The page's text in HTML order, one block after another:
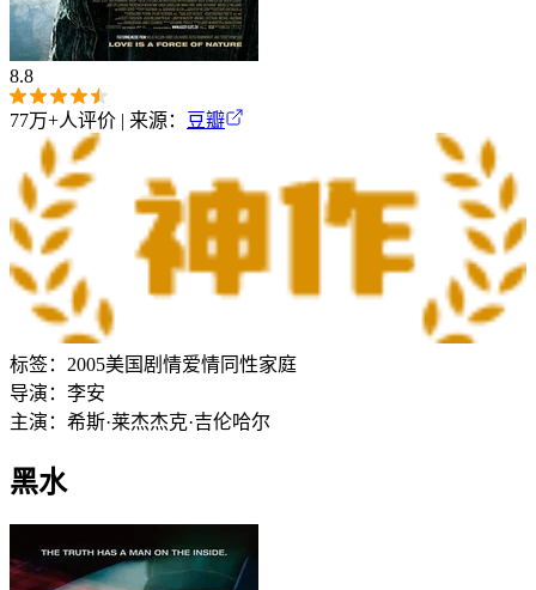
8.8
77万+人评价 | 来源： 豆瓣
标签： 2005美国 剧情爱情同性家庭
导演： 李安
主演： 希斯·莱杰杰克·吉伦哈尔
黑水